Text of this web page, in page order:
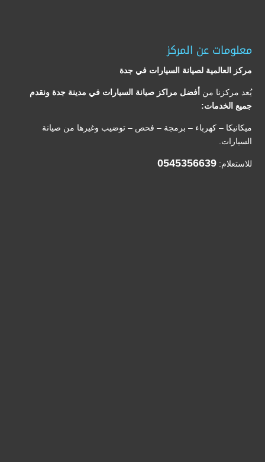
معلومات عن المركز
مركز العالمية لصيانة السيارات في جدة
يُعد مركزنا من أفضل مراكز صيانة السيارات في مدينة جدة ونقدم
جميع الخدمات:
ميكانيكا – كهرباء – برمجة – فحص – توضيب وغيرها من صيانة
السيارات.
للاستعلام: 0545356639